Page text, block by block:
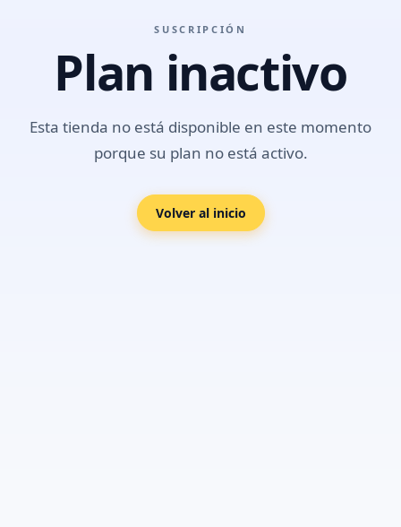
SUSCRIPCIÓN
Plan inactivo
Esta tienda no está disponible en este momento
porque su plan no está activo.
Volver al inicio